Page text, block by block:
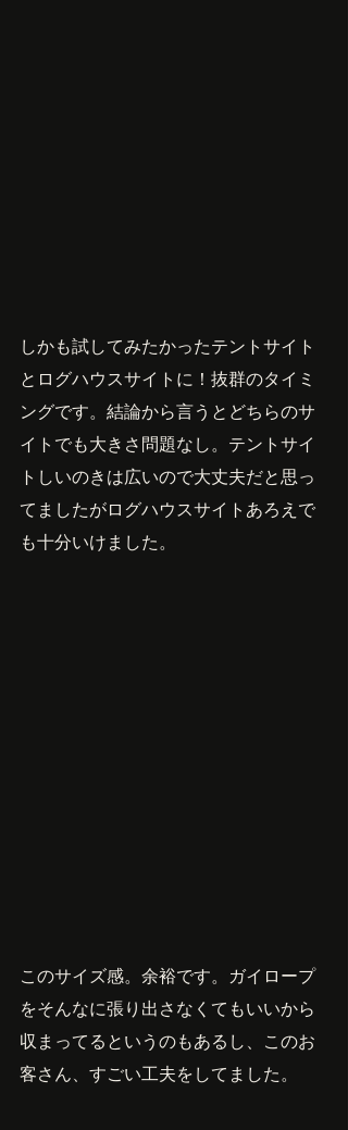
しかも試してみたかったテントサイト
とログハウスサイトに！抜群のタイミ
ングです。結論から言うとどちらのサ
イトでも大きさ問題なし。テントサイ
トしいのきは広いので大丈夫だと思っ
てましたがログハウスサイトあろえで
も十分いけました。
このサイズ感。余裕です。ガイロープ
をそんなに張り出さなくてもいいから
収まってるというのもあるし、このお
客さん、すごい工夫をしてました。